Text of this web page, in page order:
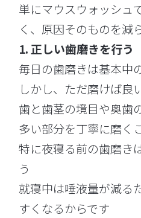
単にマウスウォッシュ
く、原因そのものを減
1. 正しい歯磨きを行う
毎日の歯磨きは基本中
しかし、ただ磨けば良
歯と歯茎の境目や奥歯
多い部分を丁寧に磨く
特に夜寝る前の歯磨き
う
就寝中は唾液量が減る
すくなるからです